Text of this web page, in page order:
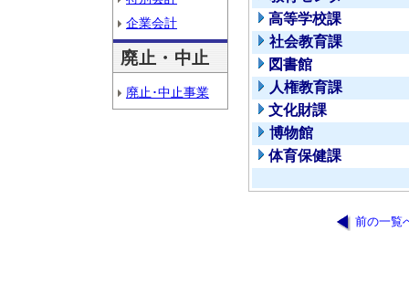
企業会計
廃止・中止
廃止･中止事業
高等学校課
社会教育課
図書館
人権教育課
文化財課
博物館
体育保健課
前の一覧